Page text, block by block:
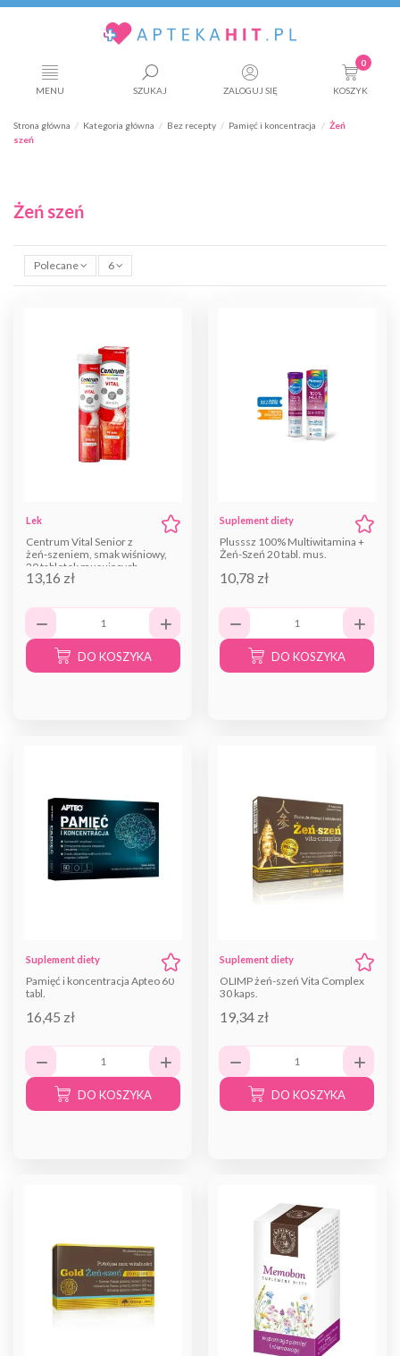
MENU SZUKAJ ZALOGUJ SIĘ
0
KOSZYK
Strona główna Kategoria główna Bez recepty Pamięć i koncentracja
Żeń
szeń
Żeń szeń
Polecane 6
Lek
Centrum Vital Senior z
żeń‑szeniem, smak wiśniowy,
20 tabletek musujących
13,16 zł
DO KOSZYKA
Suplement diety
Plusssz 100% Multiwitamina +
Żeń-Szeń 20 tabl. mus.
10,78 zł
DO KOSZYKA
Suplement diety
Pamięć i koncentracja Apteo 60
tabl.
16,45 zł
DO KOSZYKA
Suplement diety
OLIMP żeń-szeń Vita Complex
30 kaps.
19,34 zł
DO KOSZYKA